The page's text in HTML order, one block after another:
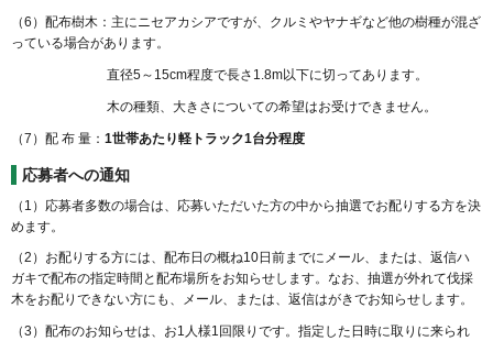
（6）配布樹木：主にニセアカシアですが、クルミやヤナギなど他の樹種が混ざ
っている場合があります。
直径5～15cm程度で長さ1.8m以下に切ってあります。
木の種類、大きさについての希望はお受けできません。
（7）配 布 量： 1世帯あたり軽トラック1台分程度
応募者への通知
（1）応募者多数の場合は、応募いただいた方の中から抽選でお配りする方を決
めます。
（2）お配りする方には、配布日の概ね10日前までにメール、または、返信ハ
ガキで配布の指定時間と配布場所をお知らせします。なお、抽選が外れて伐採
木をお配りできない方にも、メール、または、返信はがきでお知らせします。
（3）配布のお知らせは、お1人様1回限りです。指定した日時に取りに来られ